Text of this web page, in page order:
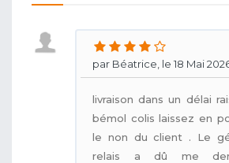
par Béatrice, le 18 Mai 2026
livraison dans un délai
bémol colis laissez en
le non du client . Le
relais a dû me